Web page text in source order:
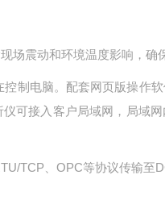
场震动和环境温度影响，确
制电脑。配套网页版操作
可接入客户局域网，局域
TCP、OPC等协议传输至